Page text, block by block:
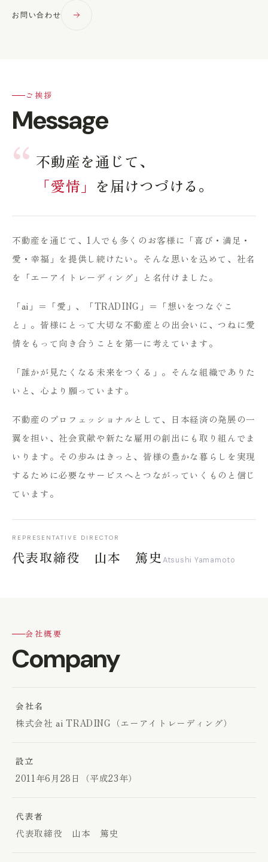
お問い合わせ
ご挨拶
Message
“ 不動産を通じて、
「愛情」 を届けつづける。
不動産を通じて、1人でも多くのお客様に「喜び・満足・
愛・幸福」を提供し続けたい。そんな思いを込めて、社名
を「エーアイトレーディング」と名付けました。
「ai」＝「愛」、「TRADING」＝「想いをつなぐこ
と」。皆様にとって大切な不動産との出会いに、つねに愛
情をもって向き合うことを第一に考えています。
「誰かが見たくなる未来をつくる」。そんな組織でありた
いと、心より願っています。
不動産のプロフェッショナルとして、日本経済の発展の一
翼を担い、社会貢献や新たな雇用の創出にも取り組んでま
いります。その歩みはきっと、皆様の豊かな暮らしを実現
するために必要なサービスへとつながっていくものと信じ
ています。
REPRESENTATIVE DIRECTOR
代表取締役 山本 篤史Atsushi Yamamoto
会社概要
Company
会社名
株式会社 ai TRADING（エーアイトレーディング）
設立
2011年6月28日（平成23年）
代表者
代表取締役 山本 篤史